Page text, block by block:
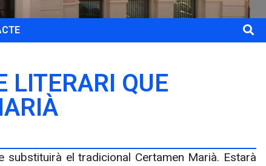
LITERARI QUE
substituirà el tradicional Certamen Marià. Estarà